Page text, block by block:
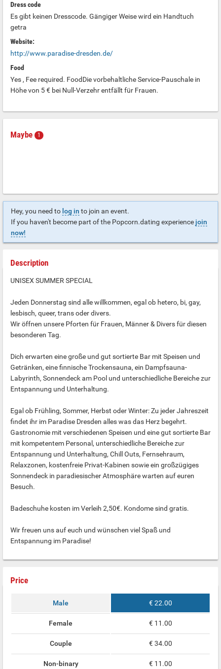
Dress code
Es gibt keinen Dresscode. Gängiger Weise wird ein Handtuch
getra
Website:
http://www.paradise-dresden.de/
Food
Yes , Fee required. FoodDie vorbehaltliche Service-Pauschale in
Höhe von 5 € bei Null-Verzehr entfällt für Frauen.
Maybe 1
Hey, you need to log in to join an event.
If you haven't become part of the Popcorn.dating experience join
now!
Description
UNISEX SUMMER SPECIAL
Jeden Donnerstag sind alle willkommen, egal ob hetero, bi, gay,
lesbisch, queer, trans oder divers.
Wir öffnen unsere Pforten für Frauen, Männer & Divers für diesen
besonderen Tag.
Dich erwarten eine große und gut sortierte Bar mit Speisen und
Getränken, eine finnische Trockensauna, ein Dampfsauna-
Labyrinth, Sonnendeck am Pool und unterschiedliche Bereiche zur
Entspannung und Unterhaltung.
Egal ob Frühling, Sommer, Herbst oder Winter: Zu jeder Jahreszeit
findet ihr im Paradise Dresden alles was das Herz begehrt.
Gastronomie mit verschiedenen Speisen und eine gut sortierte Bar
mit kompetentem Personal, unterschiedliche Bereiche zur
Entspannung und Unterhaltung, Chill Outs, Fernsehraum,
Relaxzonen, kostenfreie Privat-Kabinen sowie ein großzügiges
Sonnendeck in paradiesischer Atmosphäre warten auf euren
Besuch.
Badeschuhe kosten im Verleih 2,50€. Kondome sind gratis.
Wir freuen uns auf euch und wünschen viel Spaß und
Entspannung im Paradise!
Price
Male € 22.00
Female € 11.00
Couple € 34.00
Non-binary € 11.00